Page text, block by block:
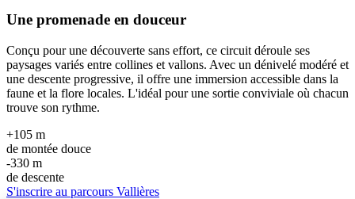
Une promenade en douceur
Conçu pour une découverte sans effort, ce circuit déroule ses
paysages variés entre collines et vallons. Avec un dénivelé modéré et
une descente progressive, il offre une immersion accessible dans la
faune et la flore locales. L'idéal pour une sortie conviviale où chacun
trouve son rythme.
+105 m
de montée douce
-330 m
de descente
S'inscrire au parcours Vallières